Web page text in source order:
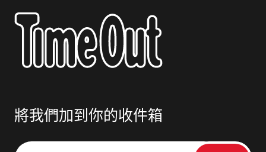
將我們加到你的收件箱
請